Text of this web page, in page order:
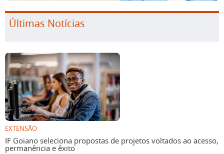
Últimas Notícias
EXTENSÃO
IF Goiano seleciona propostas de projetos voltados ao acesso,
permanência e êxito